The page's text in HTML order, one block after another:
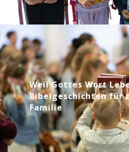
Weil Gottes Wort
Bibelgeschichten für
Familie